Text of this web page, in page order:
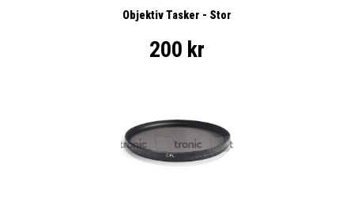
Objektiv Tasker - Stor
200 kr